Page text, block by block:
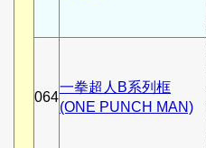
064
一拳超人B系列框
(ONE PUNCH MAN)